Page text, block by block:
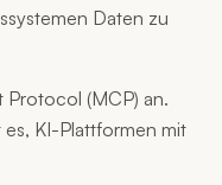
Daten zu
Protocol (MCP) an.
KI-Plattformen mit